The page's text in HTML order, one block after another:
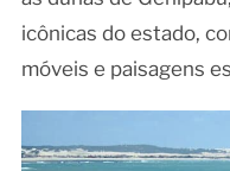
icônicas do estado,
móveis e paisagens